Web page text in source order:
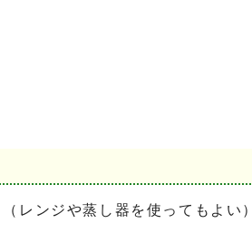
レンジや蒸し器を使ってもよい）